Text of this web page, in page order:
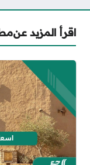
اقرأ المزيد عن